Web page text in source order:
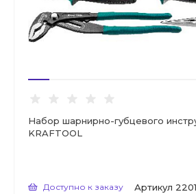
Набор шарнирно-губцевого
KRAFTOOL
Доступно к заказу Артикул